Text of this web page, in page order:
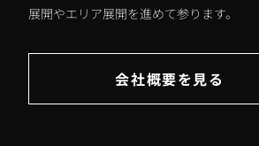
展開やエリア展開を進めて参ります。
会社概要を見る